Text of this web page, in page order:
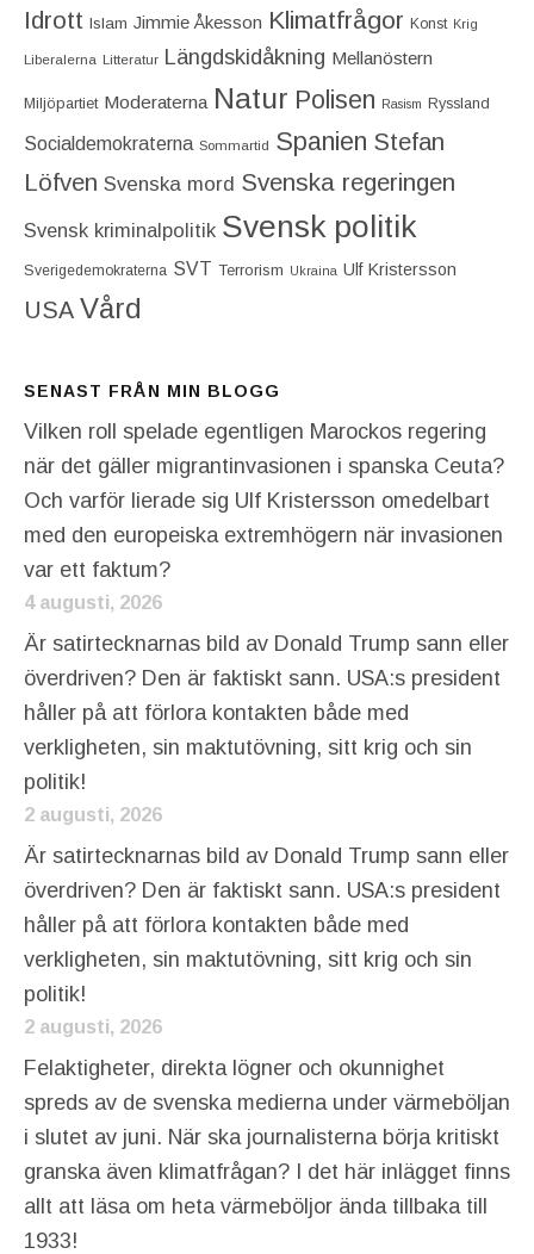
Idrott Islam Jimmie Åkesson Klimatfrågor Konst Krig
Liberalerna Litteratur Längdskidåkning Mellanöstern
Miljöpartiet Moderaterna Natur Polisen Rasism Ryssland
Socialdemokraterna Sommartid Spanien Stefan
Löfven Svenska mord Svenska regeringen
Svensk kriminalpolitik Svensk politik
Sverigedemokraterna SVT Terrorism Ukraina Ulf Kristersson
USA Vård
SENAST FRÅN MIN BLOGG
Vilken roll spelade egentligen Marockos regering
när det gäller migrantinvasionen i spanska Ceuta?
Och varför lierade sig Ulf Kristersson omedelbart
med den europeiska extremhögern när invasionen
var ett faktum?
4 augusti, 2026
Är satirtecknarnas bild av Donald Trump sann eller
överdriven? Den är faktiskt sann. USA:s president
håller på att förlora kontakten både med
verkligheten, sin maktutövning, sitt krig och sin
politik!
2 augusti, 2026
Är satirtecknarnas bild av Donald Trump sann eller
överdriven? Den är faktiskt sann. USA:s president
håller på att förlora kontakten både med
verkligheten, sin maktutövning, sitt krig och sin
politik!
2 augusti, 2026
Felaktigheter, direkta lögner och okunnighet
spreds av de svenska medierna under värmeböljan
i slutet av juni. När ska journalisterna börja kritiskt
granska även klimatfrågan? I det här inlägget finns
allt att läsa om heta värmeböljor ända tillbaka till
1933!